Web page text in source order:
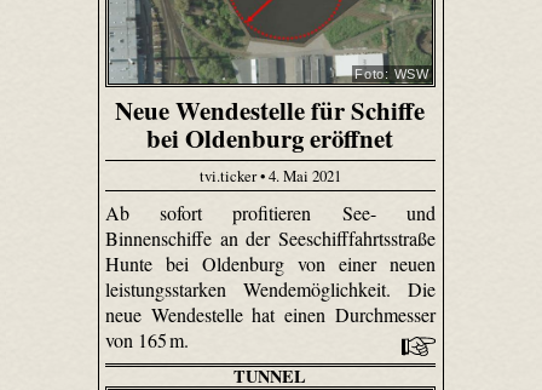
Foto: WSW
Neue Wendestelle für Schiffe
bei Oldenburg eröffnet
tvi.ticker • 4. Mai 2021
Ab sofort profitieren See- und
Binnenschiffe an der Seeschifffahrtsstraße
Hunte bei Oldenburg von einer neuen
leistungsstarken Wendemöglichkeit. Die
neue Wendestelle hat einen Durchmesser
von 165 m.
TUNNEL